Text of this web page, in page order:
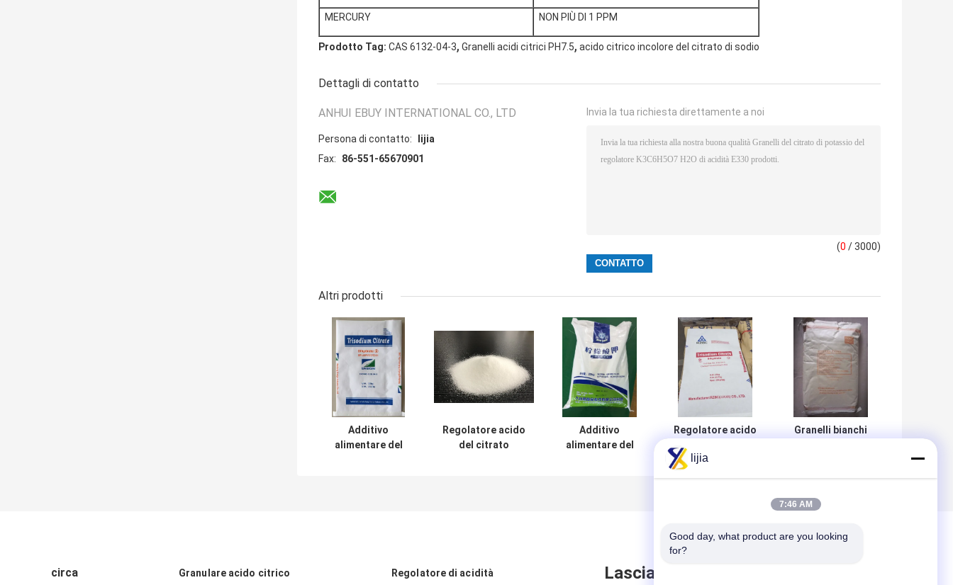
MERCURY NON PIÙ DI 1 PPM
Prodotto Tag: CAS 6132-04-3, Granelli acidi citrici PH7.5, acido citrico incolore del citrato di sodio
Dettagli di contatto
ANHUI EBUY INTERNATIONAL CO., LTD
Persona di contatto:
lijia
Fax:
86-551-65670901
Invia la tua richiesta direttamente a noi
(0 / 3000)
Altri prodotti
Additivo
alimentare del
Regolatore acido
del citrato
Additivo
alimentare del
Regolatore acido
della polvere del
citrato di sodio
Granelli bianchi
acidità
circa Granulare acido citrico Regolatore di acidità Lasciare messaggio
lijia
7:46 AM
Good day, what product are you looking
for?